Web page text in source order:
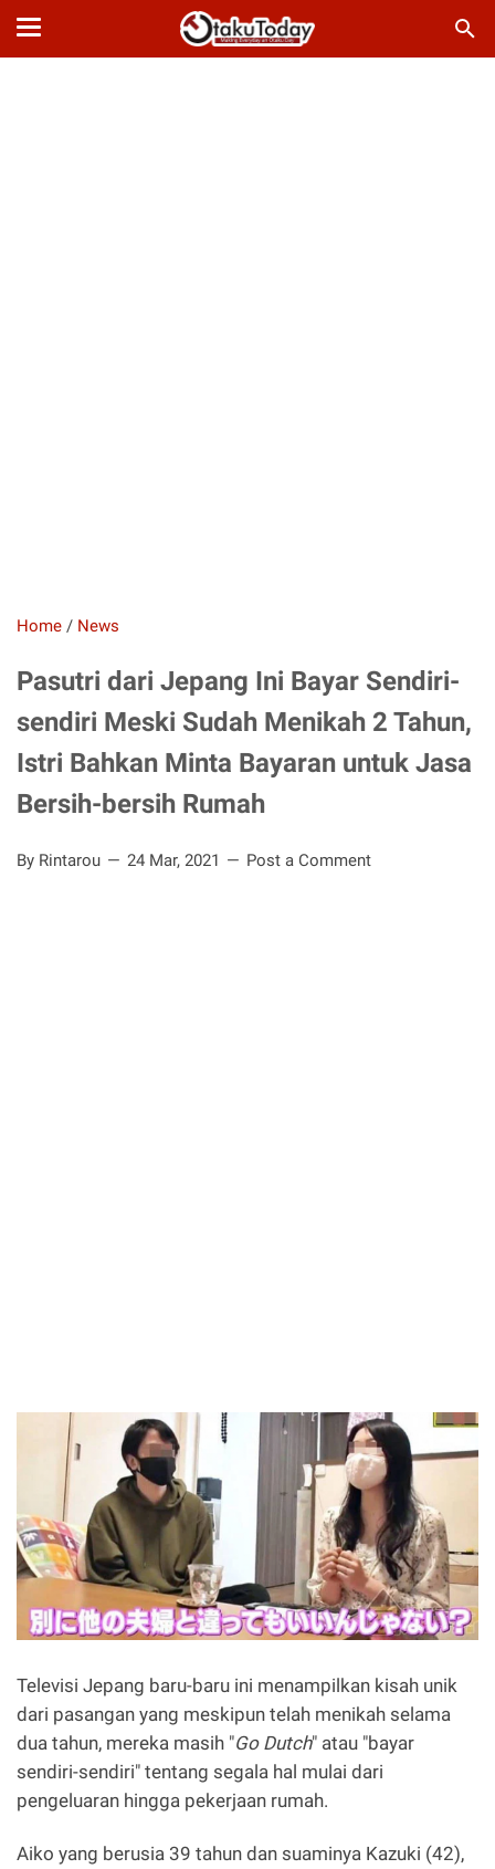
Home / News
Pasutri dari Jepang Ini Bayar Sendiri-
sendiri Meski Sudah Menikah 2 Tahun,
Istri Bahkan Minta Bayaran untuk Jasa
Bersih-bersih Rumah
By Rintarou 24 Mar, 2021 Post a Comment
Televisi Jepang baru-baru ini menampilkan kisah unik
dari pasangan yang meskipun telah menikah selama
dua tahun, mereka masih "Go Dutch" atau "bayar
sendiri-sendiri" tentang segala hal mulai dari
pengeluaran hingga pekerjaan rumah.
Aiko yang berusia 39 tahun dan suaminya Kazuki (42),